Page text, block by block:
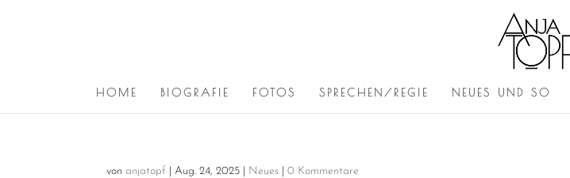
HOME BIOGRAFIE FOTOS SPRECHEN/REGIE NEUES UND SO
vonanjatopf |Aug. 24, 2025 Neues |0 Kommentare